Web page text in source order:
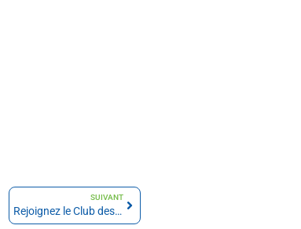
SUIVANT
Rejoignez le Club des partenaires by LSN